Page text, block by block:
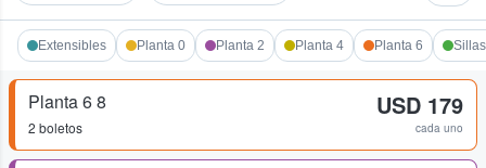
Extensibles Planta 0 Planta 2 Planta 4 Planta 6
Planta 6 8
2 boletos
USD 179
cada uno